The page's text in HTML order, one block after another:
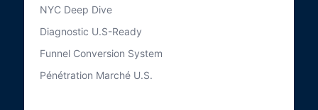
NYC Deep Dive
Diagnostic U.S-Ready
Funnel Conversion System
Pénétration Marché U.S.